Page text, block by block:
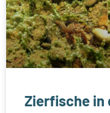
Zierfische in